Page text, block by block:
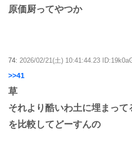
原価厨ってやつか
74: 2026/02/21(土) 10:41:44.23
>>41
草
それより酷いわ土に埋まって
を比較してどーすんの